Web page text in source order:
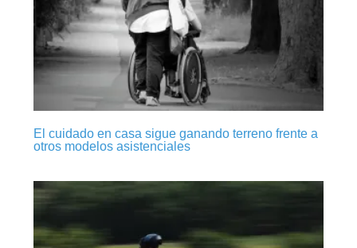
El cuidado en casa sigue ganando terreno frente a
otros modelos asistenciales